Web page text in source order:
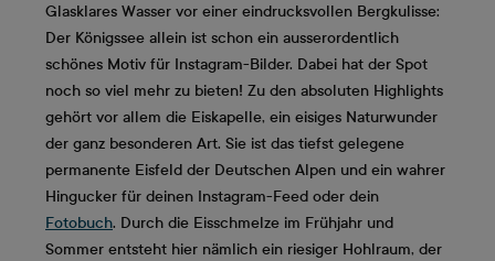
Glasklares Wasser vor einer eindrucksvollen Bergkulisse:
Der Königssee allein ist schon ein ausserordentlich
schönes Motiv für Instagram-Bilder. Dabei hat der Spot
noch so viel mehr zu bieten! Zu den absoluten Highlights
gehört vor allem die Eiskapelle, ein eisiges Naturwunder
der ganz besonderen Art. Sie ist das tiefst gelegene
permanente Eisfeld der Deutschen Alpen und ein wahrer
Hingucker für deinen Instagram-Feed oder dein
Fotobuch. Durch die Eisschmelze im Frühjahr und
Sommer entsteht hier nämlich ein riesiger Hohlraum, der